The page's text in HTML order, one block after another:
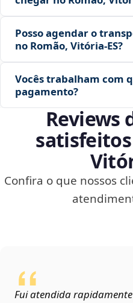
Posso agendar o
no Romão, Vitória‑ES?
Vocês trabalham com
pagamento?
Reviews
Confira o que nossos
Fui atendida rapidamente